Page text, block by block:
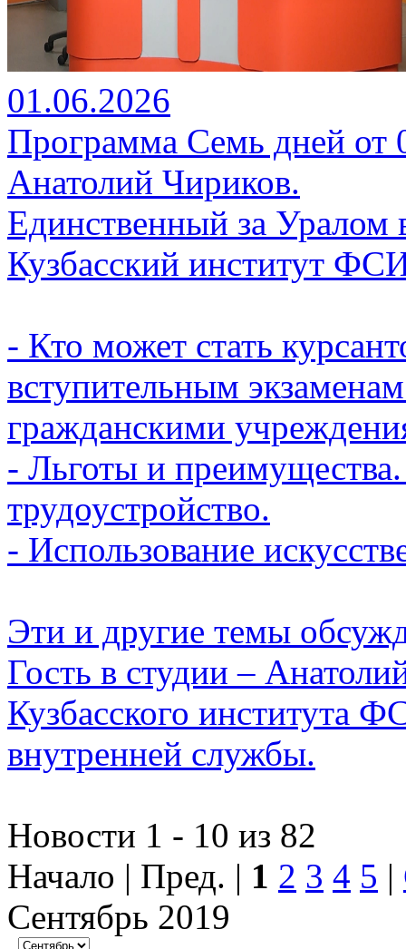
01.06.2026
Программа Семь дней от
Анатолий Чириков.
Единственный за Уралом
Кузбасский институт
- Кто может стать
вступительным
гражданскими
- Льготы и
трудоустройство.
- Использование
Эти и другие темы
Гость в студии –
Кузбасского института
внутренней службы.
Новости 1 - 10 из 82
Начало | Пред. | 1 2 3 4 5 |
Сентябрь 2019